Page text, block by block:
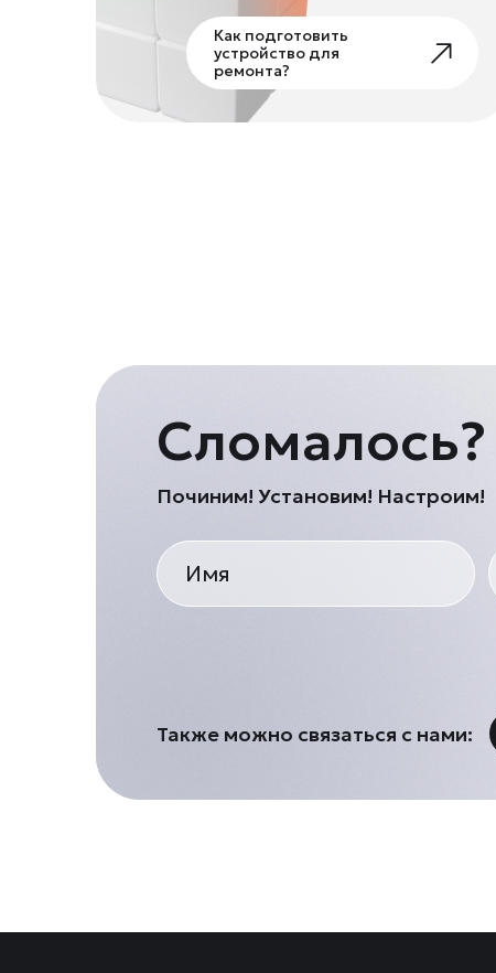
Как подготовить
устройство для
ремонта?
Сломалось?
Починим! Установим! Настроим!
Также можно связаться с нами: